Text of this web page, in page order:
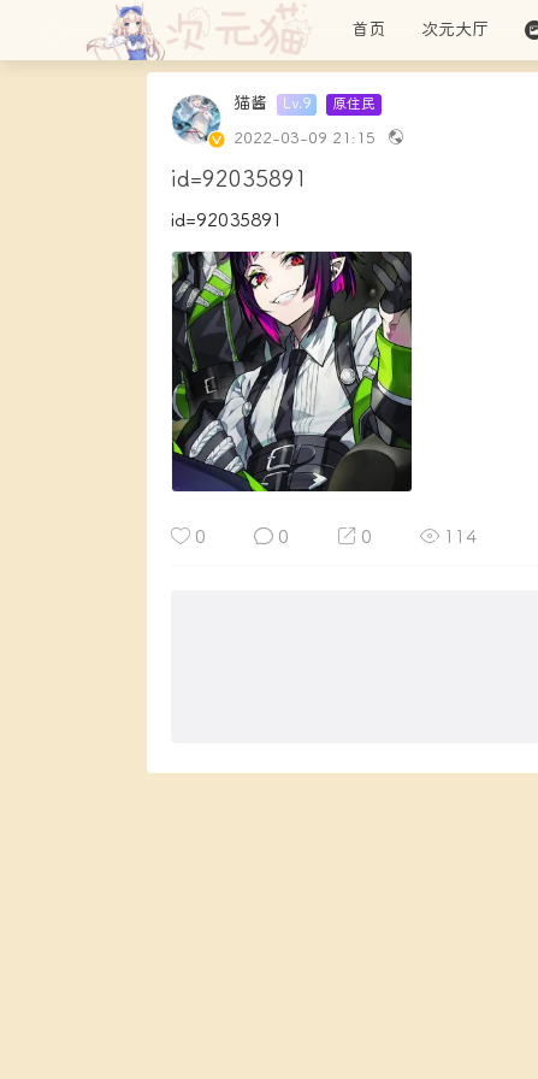
首页 次元大厅
猫酱 Lv.9 原住民
2022-03-09 21:15
id=92035891
id=92035891
0 0 0 114